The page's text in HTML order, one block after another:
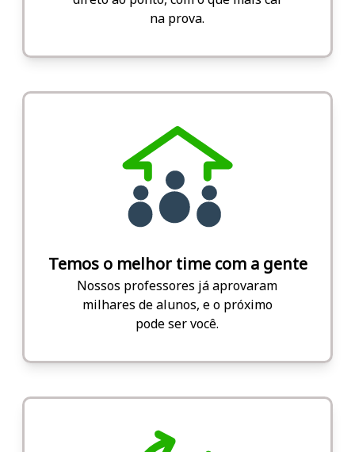
na prova.
Temos o melhor time com a gente
Nossos professores já aprovaram
milhares de alunos, e o próximo
pode ser você.